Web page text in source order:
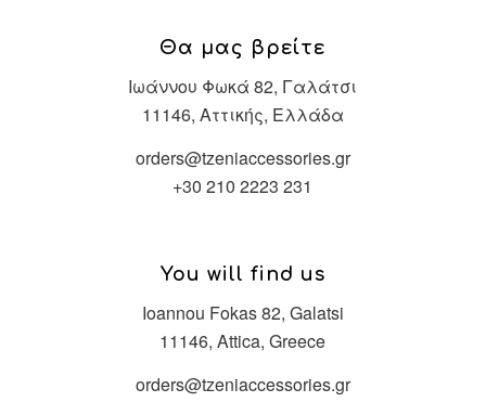
Θα μας βρείτε
Ιωάννου Φωκά 82, Γαλάτσι
11146, Αττικής, Ελλάδα
orders@tzeniaccessories.gr
+30 210 2223 231
You will find us
Ioannou Fokas 82, Galatsi
11146, Attica, Greece
orders@tzeniaccessories.gr